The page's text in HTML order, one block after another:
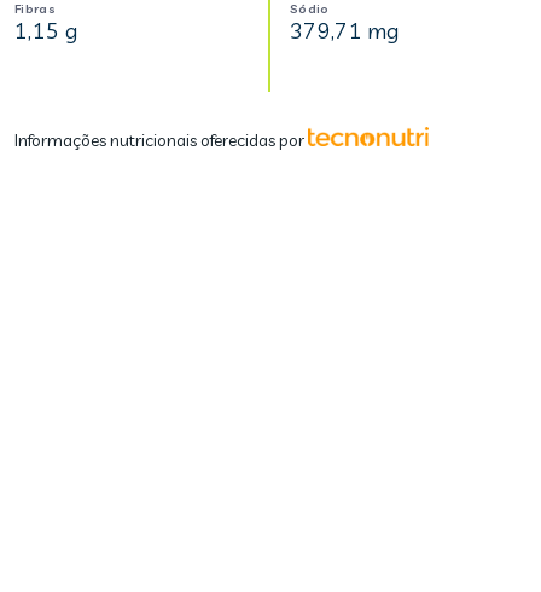
Fibras
1,15 g
Sódio
379,71 mg
Informações nutricionais oferecidas por